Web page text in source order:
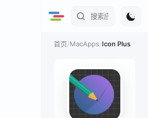
首页/MacApps/Icon Plus